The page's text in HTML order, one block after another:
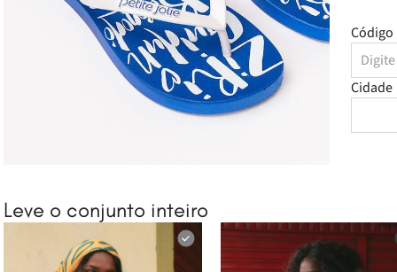
Cidade
Leve o conjunto inteiro